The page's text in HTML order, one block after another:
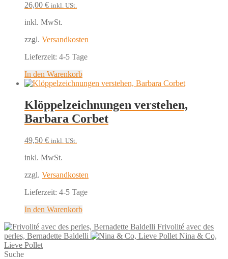
26,00 € inkl. USt.
inkl. MwSt.
zzgl. Versandkosten
Lieferzeit: 4-5 Tage
In den Warenkorb
Klöppelzeichnungen verstehen,
Barbara Corbet
49,50 € inkl. USt.
inkl. MwSt.
zzgl. Versandkosten
Lieferzeit: 4-5 Tage
In den Warenkorb
Frivolité avec des
perles, Bernadette Baldelli
Nina & Co,
Lieve Pollet
Suche